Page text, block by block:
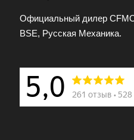
Официальный дилер
BSE, Русская Механика.